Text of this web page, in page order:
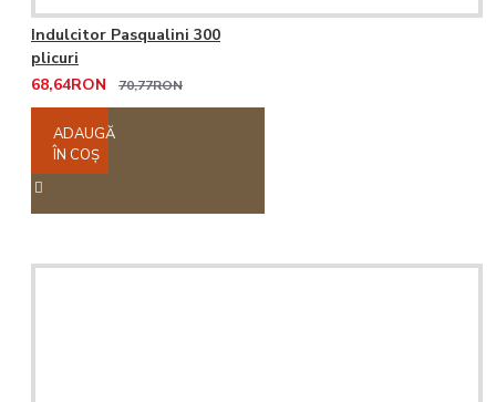
Indulcitor Pasqualini 300
plicuri
68,64RON
70,77RON
ADAUGĂ
ÎN COŞ